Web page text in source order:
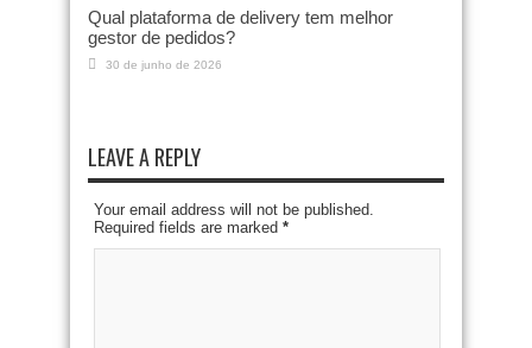
Qual plataforma de delivery tem melhor
gestor de pedidos?
30 de junho de 2026
LEAVE A REPLY
Your email address will not be published.
Required fields are marked *